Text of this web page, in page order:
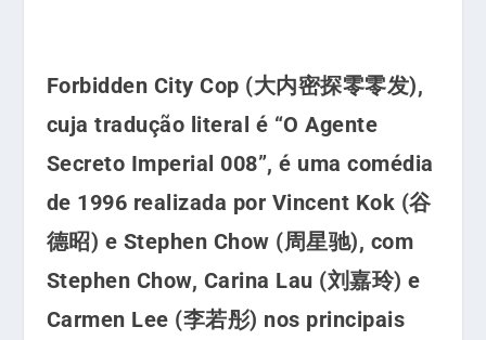
Forbidden City Cop (大内密探零零发),
cuja tradução literal é “O Agente
Secreto Imperial 008”, é uma comédia
de 1996 realizada por Vincent Kok (谷
德昭) e Stephen Chow (周星驰), com
Stephen Chow, Carina Lau (刘嘉玲) e
Carmen Lee (李若彤) nos principais